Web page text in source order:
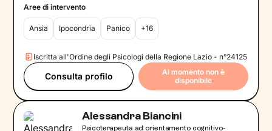
Aree di intervento
Ansia Ipocondria Panico +16
Iscritta all'Ordine degli Psicologi della Regione Lazio - n°24125
Consulta profilo
Al momento non è
disponibile
Alessandra Biancini
Psicoterapeuta ad orientamento cognitivo-